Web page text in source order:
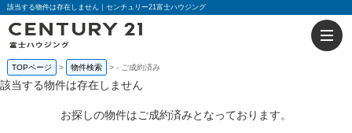
該当する物件は存在しません｜センチュリー21富士ハウジング
TOPページ 物件検索 - ご成約済み
該当する物件は存在しません
お探しの物件はご成約済みとなっております。